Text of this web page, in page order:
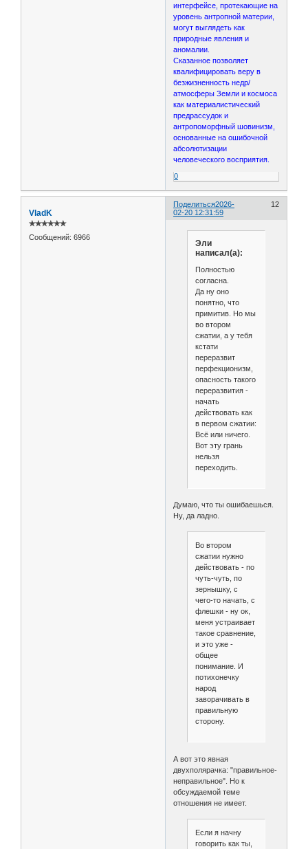
интерфейсе, протекающие на
уровень антропной материи,
могут выглядеть как
природные явления и
аномалии.
Сказанное позволяет
квалифицировать веру в
безжизненность недр/
атмосферы Земли и космоса
как материалистический
предрассудок и
антропоморфный шовинизм,
основанные на ошибочной
абсолютизации
человеческого восприятия.
0
Поделиться 12
2026-
02-20 12:31:59
VladK
✯✯✯✯✯✯
Сообщений: 6966
Эли
написал(а):
Полностью
согласна.
Да ну оно
понятно, что
примитив. Но мы
во втором
сжатии, а у тебя
кстати
переразвит
перфекционизм,
опасность такого
переразвития -
начать
действовать как
в первом сжатии:
Всё или ничего.
Вот эту грань
нельзя
переходить.
Думаю, что ты ошибаешься.
Ну, да ладно.
Во втором
сжатии нужно
действовать - по
чуть-чуть, по
зернышку, с
чего-то начать, с
флешки - ну ок,
меня устраивает
такое сравнение,
и это уже -
общее
понимание. И
потихонечку
народ
заворачивать в
правильную
сторону.
А вот это явная
двухполярачка: "правильное-
неправильное". Но к
обсуждаемой теме
отношения не имеет.
Если я начну
говорить как ты,